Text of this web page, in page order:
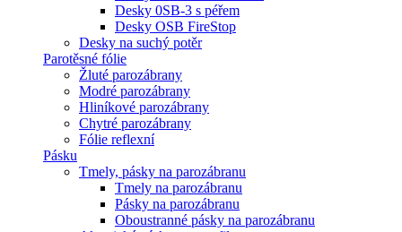
Desky 0SB-3 s péřem
Desky OSB FireStop
Desky na suchý potěr
Parotěsné fólie
Žluté parozábrany
Modré parozábrany
Hliníkové parozábrany
Chytré parozábrany
Fólie reflexní
Pásku
Tmely, pásky na parozábranu
Tmely na parozábranu
Pásky na parozábranu
Oboustranné pásky na parozábranu